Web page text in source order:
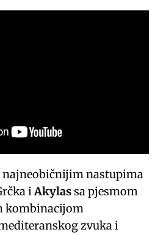
nastupima
iAkylassa pjesmom
kombinacijom
zvuka i